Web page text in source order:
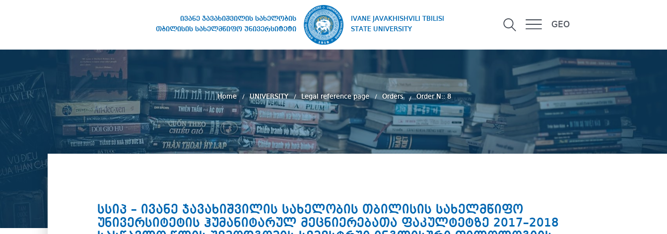
ივანე ჯავახიშვილის სახელობის
თბილისის სახელმწიფო უნივერსიტეტი
IVANE JAVAKHISHVILI TBILISI
STATE UNIVERSITY
GEO
STATE UNIVERSITY
Home UNIVERSITY Legal reference page Orders Order N:: 8
სსიპ – ივანე ჯავახიშვილის სახელობის თბილისის სახელმწიფო
უნივერსიტეტის ჰუმანიტარულ მეცნიერებათა ფაკულტეტზე 2017–2018